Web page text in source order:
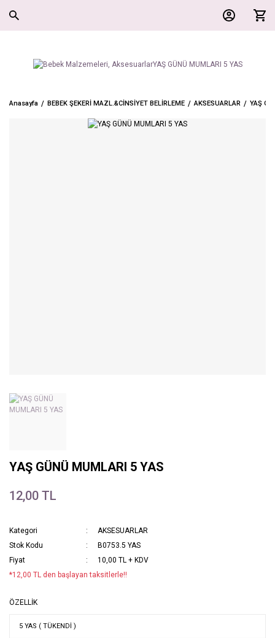
Anasayfa BEBEK ŞEKERİ MAZL.&CİNSİYET BELİRLEME AKSESUARLAR YAŞ
YAŞ GÜNÜ MUMLARI 5 YAS
12,00 TL
Kategori
AKSESUARLAR
Stok Kodu
B0753.5 YAS
Fiyat
10,00 TL + KDV
*12,00 TL den başlayan taksitlerle!!
ÖZELLİK